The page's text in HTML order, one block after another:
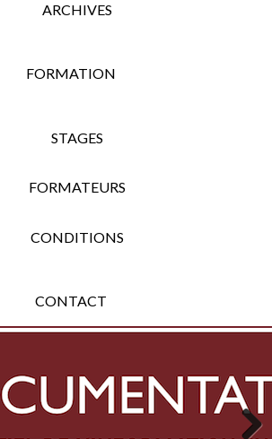
ARCHIVES
FORMATION
STAGES
FORMATEURS
CONDITIONS
CONTACT